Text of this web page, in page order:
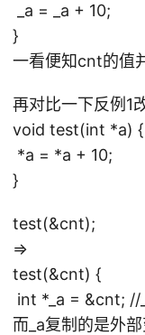
_a = _a + 10;
}
一看便知cnt的值
再对比一下反例1
void test(int *a) {
*a = *a + 10;
}
test(&cnt);
=>
test(&cnt) {
int *_a = &cnt; //
而_a复制的是外部